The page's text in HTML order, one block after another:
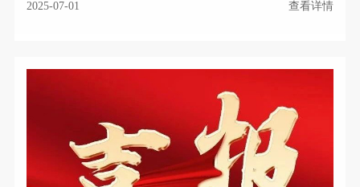
2025-07-01 查看详情